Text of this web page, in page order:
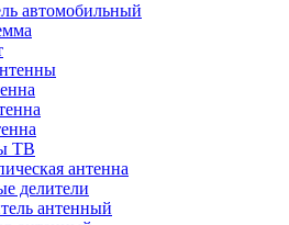
автомобильный
ТВ
антенна
делители
антенный